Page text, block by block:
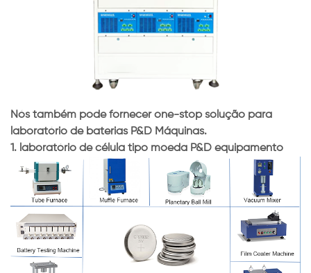
Nós também pode fornecer one-stop solução para
laboratório de baterias P&D Máquinas.
1. laboratório de célula tipo moeda P&D equipamento